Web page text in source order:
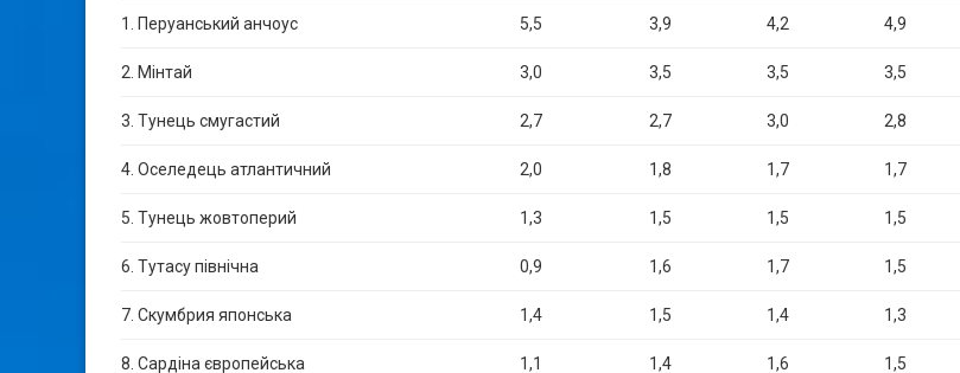
1. Перуанський анчоус 5,5 3,9 4,2 4,9
2. Мінтай 3,0 3,5 3,5 3,5
3. Тунець смугастий 2,7 2,7 3,0 2,8
4. Оселедець атлантичний 2,0 1,8 1,7 1,7
5. Тунець жовтоперий 1,3 1,5 1,5 1,5
6. Тутасу північна 0,9 1,6 1,7 1,5
7. Скумбрия японська 1,4 1,5 1,4 1,3
8. Сардіна європейська 1,1 1,4 1,6 1,5